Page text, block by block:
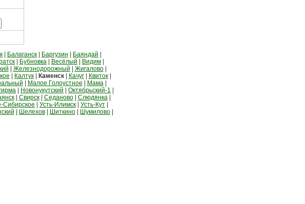
Балаганск Баргузин Баяндай
Бубновка Весёлый Видим
Железнодорожный Жигалово|
Калтук| Каменск| Качуг| Квиток|
Малое Голоустное Мама|
Новонукутский Октябрьский-1
| Свирск| Седаново| Слюдянка|
Сибирское Усть-Илимск Усть-Кут
Шелехов| Шиткино| Шумилово|